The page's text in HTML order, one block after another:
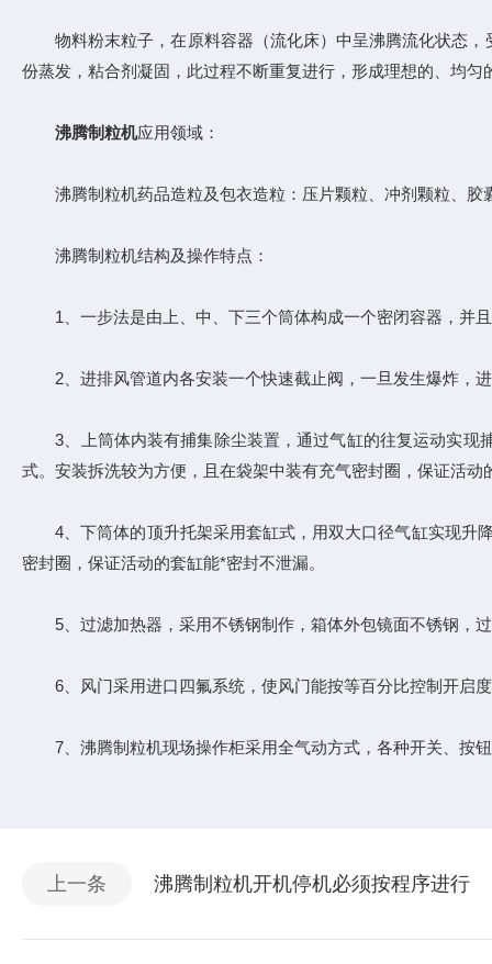
物料粉末粒子，在原料容器（流化床）中呈沸腾流化状态，
份蒸发，粘合剂凝固，此过程不断重复进行，形成理想的、均匀
沸腾制粒机应用领域：
沸腾制粒机药品造粒及包衣造粒：压片颗粒、冲剂颗粒、胶
沸腾制粒机结构及操作特点：
1、一步法是由上、中、下三个筒体构成一个密闭容器，并且
2、进排风管道内各安装一个快速截止阀，一旦发生爆炸，
3、上筒体内装有捕集除尘装置，通过气缸的往复运动实现
式。安装拆洗较为方便，且在袋架中装有充气密封圈，保证活
4、下筒体的顶升托架采用套缸式，用双大口径气缸实现升降
密封圈，保证活动的套缸能*密封不泄漏。
5、过滤加热器，采用不锈钢制作，箱体外包镜面不锈钢，
6、风门采用进口四氟系统，使风门能按等百分比控制开启
7、沸腾制粒机现场操作柜采用全气动方式，各种开关、按
上一条 沸腾制粒机开机停机必须按程序进行